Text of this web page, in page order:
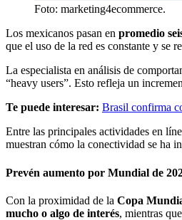
Foto: marketing4ecommerce.
Los mexicanos pasan en promedio
que el uso de la red es constante y se
La especialista en análisis de
“heavy users”. Esto refleja un
Te puede interesar: Brasil confirma
Entre las principales actividades en
muestran cómo la conectividad se ha
Prevén aumento por Mundial de
Con la proximidad de la Copa
mucho o algo de interés, mientras